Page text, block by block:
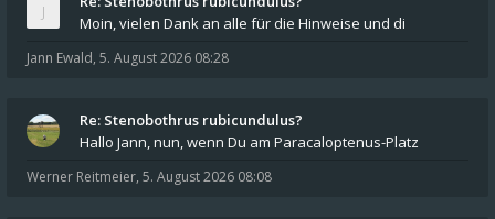
Moin, vielen Dank an alle für die Hinweise und di
Jann Ewald, 5. August 2026 08:28
Re: Stenobothrus rubicundulus?
Hallo Jann, nun, wenn Du am Paracaloptenus-Platz
Werner Reitmeier, 5. August 2026 08:08